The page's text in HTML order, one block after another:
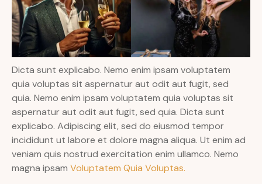
Dicta sunt explicabo. Nemo enim ipsam voluptatem
quia voluptas sit aspernatur aut odit aut fugit, sed
quia. Nemo enim ipsam voluptatem quia voluptas sit
aspernatur aut odit aut fugit, sed quia. Dicta sunt
explicabo. Adipiscing elit, sed do eiusmod tempor
incididunt ut labore et dolore magna aliqua. Ut enim ad
veniam quis nostrud exercitation enim ullamco. Nemo
magna ipsam Voluptatem Quia Voluptas.